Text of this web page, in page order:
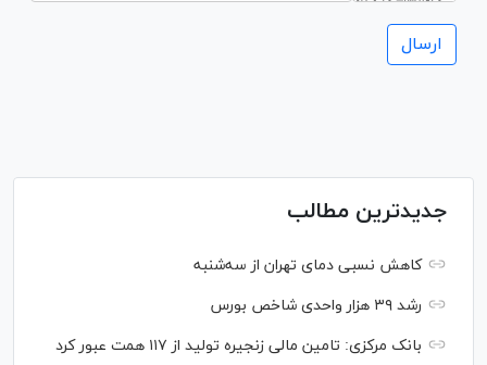
جدیدترین مطالب
کاهش نسبی دمای تهران از سه‌شنبه
رشد ۳۹ هزار واحدی شاخص بورس
بانک مرکزی: تامین مالی زنجیره تولید از ۱۱۷ همت عبور کرد